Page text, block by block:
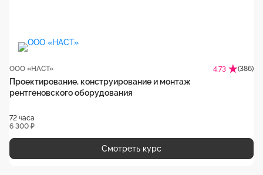
ООО «НАСТ» 4.73 (386)
Проектирование, конструирование и монтаж
рентгеновского оборудования
72 часа
6 300 ₽
Смотреть курс